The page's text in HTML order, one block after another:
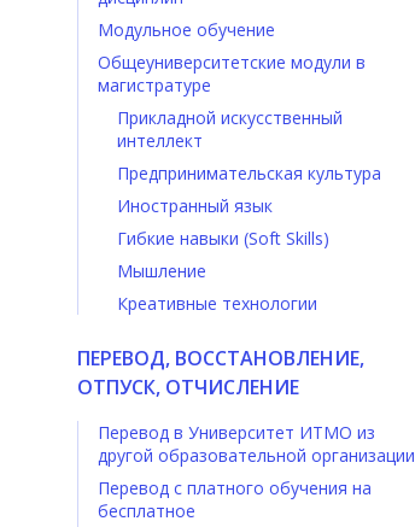
Модульное обучение
Общеуниверситетские модули в
магистратуре
Прикладной искусственный
интеллект
Предпринимательская культура
Иностранный язык
Гибкие навыки (Soft Skills)
Мышление
Креативные технологии
ПЕРЕВОД, ВОССТАНОВЛЕНИЕ,
ОТПУСК, ОТЧИСЛЕНИЕ
Перевод в Университет ИТМО из
другой образовательной организации
Перевод с платного обучения на
бесплатное